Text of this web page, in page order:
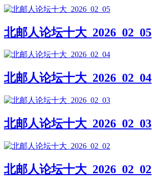
北邮人论坛十大_2026_02_05
北邮人论坛十大_2026_02_04
北邮人论坛十大_2026_02_03
北邮人论坛十大_2026_02_02